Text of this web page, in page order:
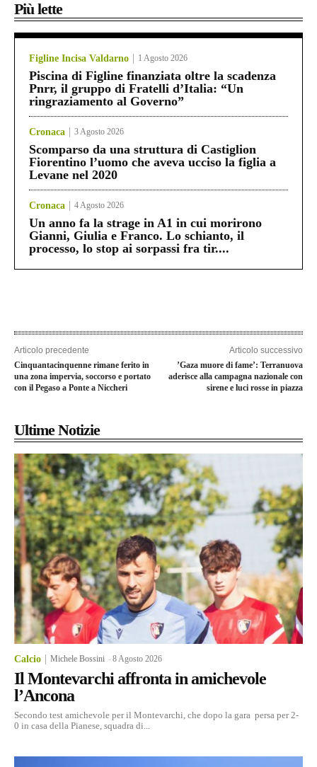
Più lette
Figline Incisa Valdarno 1 Agosto 2026
Piscina di Figline finanziata oltre la scadenza
Pnrr, il gruppo di Fratelli d’Italia: “Un
ringraziamento al Governo”
Cronaca 3 Agosto 2026
Scomparso da una struttura di Castiglion
Fiorentino l’uomo che aveva ucciso la figlia a
Levane nel 2020
Cronaca 4 Agosto 2026
Un anno fa la strage in A1 in cui morirono
Gianni, Giulia e Franco. Lo schianto, il
processo, lo stop ai sorpassi fra tir....
Articolo precedente
Cinquantacinquenne rimane ferito in
una zona impervia, soccorso e portato
con il Pegaso a Ponte a Niccheri
Articolo successivo
’Gaza muore di fame’: Terranuova
aderisce alla campagna nazionale con
sirene e luci rosse in piazza
Ultime Notizie
Calcio Michele Bossini -8 Agosto 2026
Il Montevarchi affronta in amichevole
l’Ancona
Secondo test amichevole per il Montevarchi, che dopo la gara persa per 2-
0 in casa della Pianese, squadra di...